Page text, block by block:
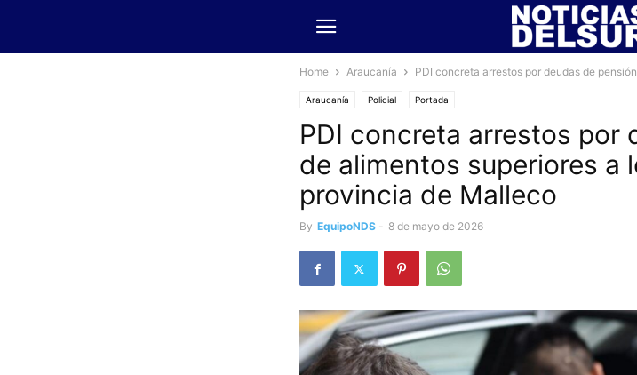
Home Araucanía PDI concreta arrestos por deudas de
Araucanía Policial Portada
PDI concreta arrestos por
de alimentos superiores a
provincia de Malleco
By EquipoNDS - 8 de mayo de 2026